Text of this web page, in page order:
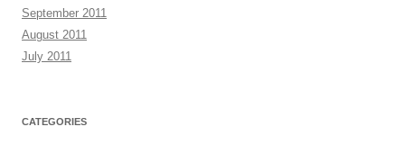
September 2011
August 2011
July 2011
CATEGORIES